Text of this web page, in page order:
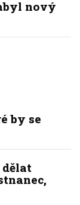
nový
by se